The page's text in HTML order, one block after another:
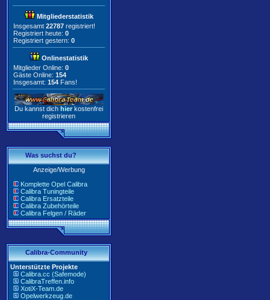
Mitgliederstatistik
Insgesamt 22787 registriert!
Registriert heute: 0
Registriert gestern: 0
Onlinestatistik
Mitglieder Online: 0
Gäste Online: 154
Insgesamt: 154 Fans!
Du kannst dich hier kostenfrei
registrieren
Was suchst du?
Anzeige/Werbung
Komplette Opel Calibra
Calibra Tuningteile
Calibra Ersatzteile
Calibra Zubehörteile
Calibra Felgen / Räder
Calibra-Community
Unterstützte Projekte
Calibra.cc (Safemode)
CalibraTreffen.info
XotiX-Team.de
Opelwerkzeug.de